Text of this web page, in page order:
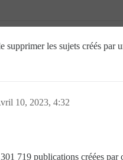
supprimer les sujets créés par
10, 2023, 4:32
719 publications créées par